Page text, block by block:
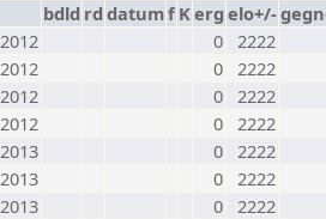
bdld rd datumf Kerg elo+/-
0 2222
0 2222
0 2222
0 2222
0 2222
0 2222
0 2222